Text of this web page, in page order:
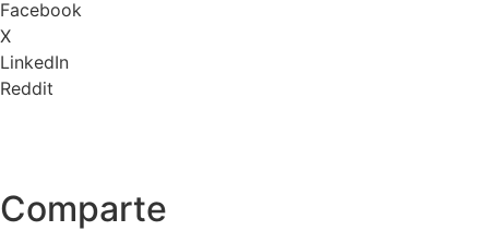
Facebook
X
LinkedIn
Reddit
Comparte